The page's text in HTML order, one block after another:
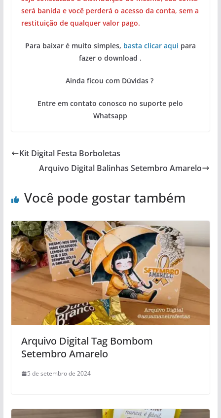
será banida e você perderá o acesso da conta, sem a
restituição de qualquer valor pago.
Para baixar é muito simples, basta clicar aqui para
fazer o download .
Ainda ficou com Dúvidas ?
Entre em contato conosco no suporte pelo
Whatsapp
Kit Digital Festa Borboletas
Arquivo Digital Balinhas Setembro Amarelo
Você pode gostar também
Arquivo Digital Tag Bombom
Setembro Amarelo
5 de setembro de 2024